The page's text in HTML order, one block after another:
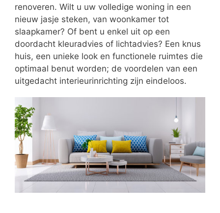
renoveren. Wilt u uw volledige woning in een
nieuw jasje steken, van woonkamer tot
slaapkamer? Of bent u enkel uit op een
doordacht kleuradvies of lichtadvies? Een knus
huis, een unieke look en functionele ruimtes die
optimaal benut worden; de voordelen van een
uitgedacht interieurinrichting zijn eindeloos.